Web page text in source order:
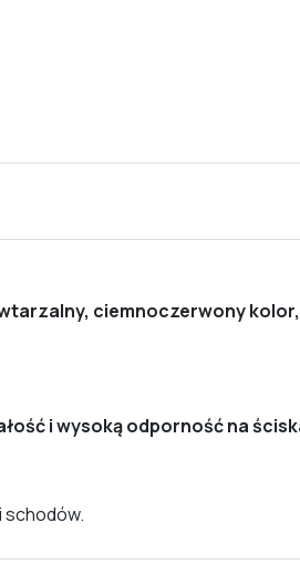
ciemnoczerwony
i wysoką odporność na
schodów.